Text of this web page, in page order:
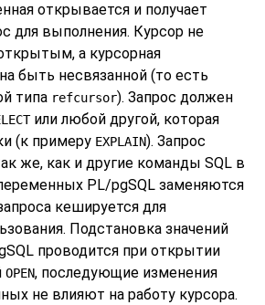
открывается и получает
для выполнения. Курсор не
а курсорная
быть несвязанной (то есть
типа refcursor). Запрос должен
или любой другой, которая
(к примеру EXPLAIN). Запрос
же, как и другие команды SQL в
PL/pgSQL заменяются
кешируется для
Подстановка значений
проводится при открытии
OPEN, последующие изменения
не влияют на работу курсора.